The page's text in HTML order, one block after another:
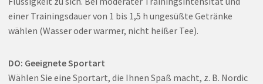
einer Trainingsdauer von 1 bis 1,5 h ungesüßte Getränke
wählen (Wasser oder warmer, nicht heißer Tee).
DO: Geeignete Sportart
Wählen Sie eine Sportart, die Ihnen Spaß macht, z. B. Nordic